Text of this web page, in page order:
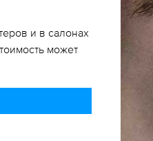
и в салонах
может